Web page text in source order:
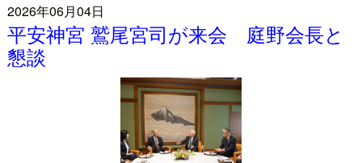
2026年06月04日
平安神宮 鷲尾宮司が来会 庭野会長と
懇談